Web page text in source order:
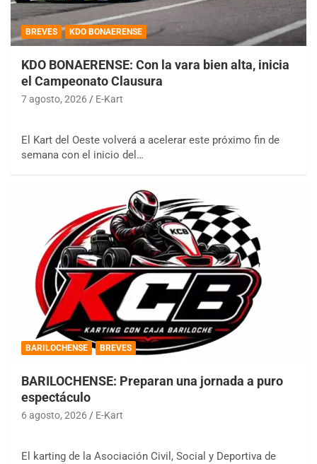
BREVES KDO BONAERENSE
KDO BONAERENSE: Con la vara bien alta, inicia
el Campeonato Clausura
7 agosto, 2026 E-Kart
El Kart del Oeste volverá a acelerar este próximo fin de
semana con el inicio del…
BARILOCHENSE BREVES
BARILOCHENSE: Preparan una jornada a puro
espectáculo
6 agosto, 2026 E-Kart
El karting de la Asociación Civil, Social y Deportiva de